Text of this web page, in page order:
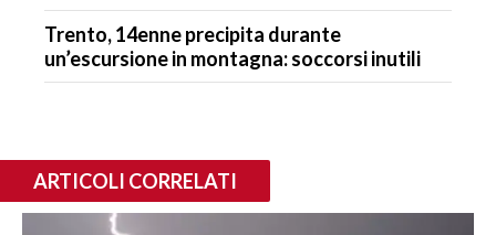
Trento, 14enne precipita durante
un’escursione in montagna: soccorsi inutili
ARTICOLI CORRELATI